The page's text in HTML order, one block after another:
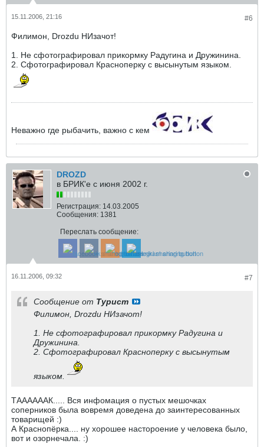
#6
15.11.2006, 21:16
Филимон, Drozdu НИзачот!
1. Не сфотографировал прикормку Радугина и Дружинина.
2. Сфотографировал Красноперку с высынутым языком.
Неважно где рыбачить, важно с кем
DROZD
в БРИК'е с июня 2002 г.
Регистрация: 14.03.2005
Сообщения: 1381
Переслать сообщение:
#7
16.11.2006, 09:32
Сообщение от Турист
Филимон, Drozdu НИзачот!
1. Не сфотографировал прикормку Радугина и
Дружинина.
2. Сфотографировал Красноперку с высынутым
языком.
ТААААААК..... Вся инфомация о пустых мешочках
соперников была вовремя доведена до заинтересованных
товарищей :)
А Краснопёрка.... ну хорошее настороение у человека было,
вот и озорнечала. :)